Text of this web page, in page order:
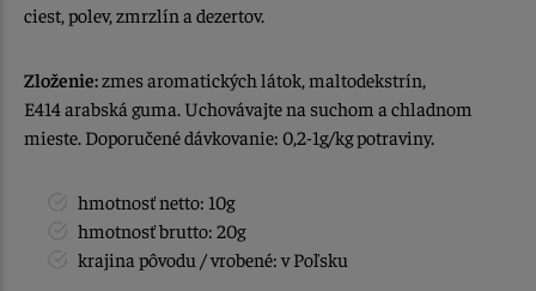
ciest, polev, zmrzlín a dezertov.
Zloženie:zmes aromatických látok, maltodekstrín,
E414 arabská guma. Uchovávajte na suchom a chladnom
mieste. Doporučené dávkovanie: 0,2-1g/kg potraviny.
hmotnosť netto: 10g
hmotnosť brutto: 20g
krajina pôvodu / vrobené: v Poľsku